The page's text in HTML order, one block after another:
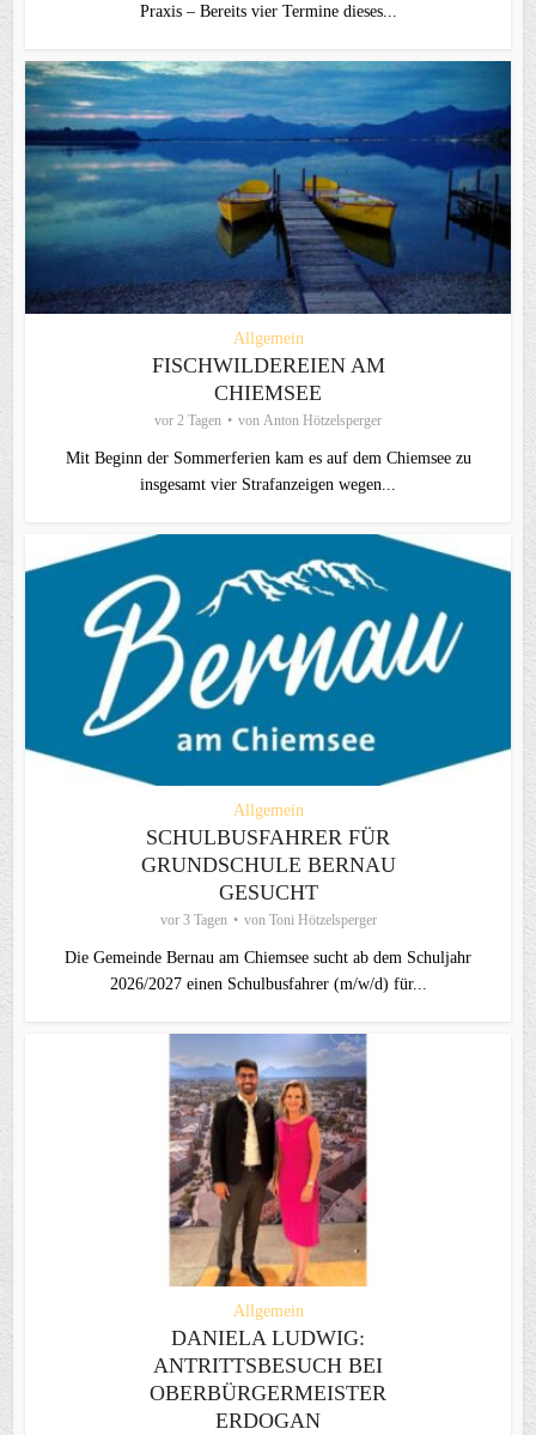
Praxis – Bereits vier Termine dieses...
Allgemein
FISCHWILDEREIEN AM
CHIEMSEE
vor 2 Tagen von Anton Hötzelsperger
Mit Beginn der Sommerferien kam es auf dem Chiemsee zu
insgesamt vier Strafanzeigen wegen...
Allgemein
SCHULBUSFAHRER FÜR
GRUNDSCHULE BERNAU
GESUCHT
vor 3 Tagen von Toni Hötzelsperger
Die Gemeinde Bernau am Chiemsee sucht ab dem Schuljahr
2026/2027 einen Schulbusfahrer (m/w/d) für...
Allgemein
DANIELA LUDWIG:
ANTRITTSBESUCH BEI
OBERBÜRGERMEISTER
ERDOGAN